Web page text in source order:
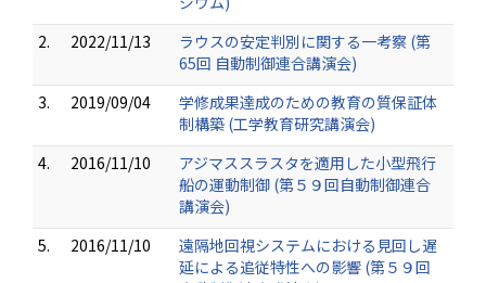
2.
2022/11/13
ラウスの安定判別に関する一考察 (第
65回 自動制御連合講演会)
3.
2019/09/04
学修成果達成のための教育の質保証体
制構築 (工学教育研究講演会)
4.
2016/11/10
アジマススラスタを適用した小型飛行
船の運動制御 (第５９回自動制御連合
講演会)
5.
2016/11/10
遠隔地回視システムにおける見回し遅
延による追従特性への影響 (第５９回